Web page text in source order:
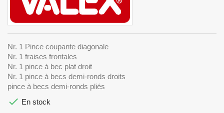
Nr. 1 Pince coupante diagonale
Nr. 1 fraises frontales
Nr. 1 pince à bec plat droit
Nr. 1 pince à becs demi-ronds droits
pince à becs demi-ronds pliés
 En stock